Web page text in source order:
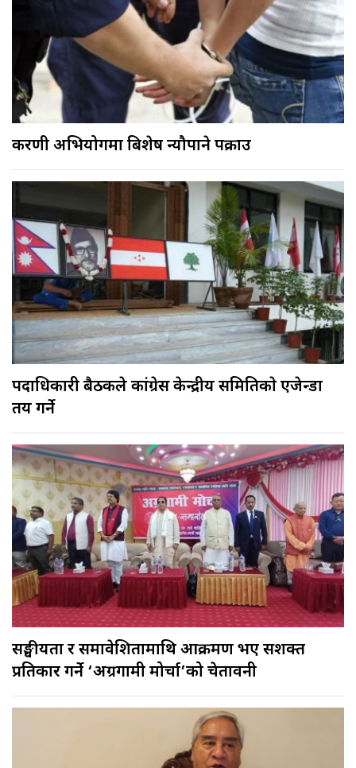
करणी अभियोगमा बिशेष न्यौपाने पक्राउ
पदाधिकारी बैठकले कांग्रेस केन्द्रीय समितिकाे एजेन्डा
तय गर्ने
सङ्घीयता र समावेशितामाथि आक्रमण भए सशक्त
प्रतिकार गर्ने ‘अग्रगामी मोर्चा’को चेतावनी